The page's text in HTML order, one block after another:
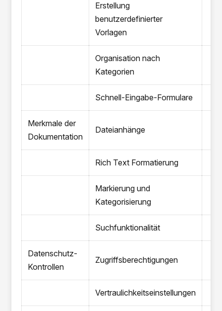
Erstellung
benutzerdefinierter
Vorlagen
Organisation nach
Kategorien
Schnell-Eingabe-Formulare
Merkmale der
Dokumentation
Dateianhänge
Rich Text Formatierung
Markierung und
Kategorisierung
Suchfunktionalität
Datenschutz-
Kontrollen
Zugriffsberechtigungen
Vertraulichkeitseinstellungen